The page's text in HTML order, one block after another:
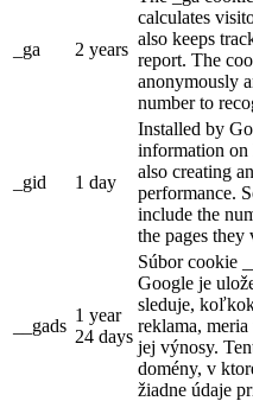
_ga 2 years
calculates
also keeps
report. The
anonymously
number to
_gid 1 day
Installed by
information on
also creating
performance.
include the
the pages they
__gads
1 year
24 days
Súbor cookie
Google je
sleduje,
reklama,
jej výnosy.
domény, v
žiadne údaje